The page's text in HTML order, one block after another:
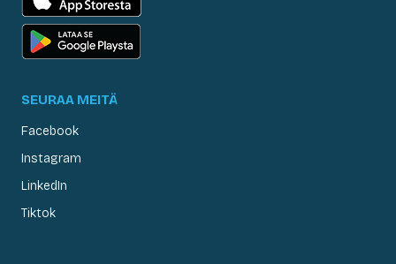
SEURAA MEITÄ
Facebook
Instagram
LinkedIn
Tiktok